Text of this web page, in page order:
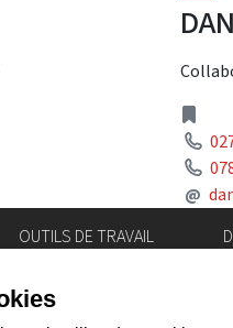
@
OUTILS DE TRAVAIL
Géoportail